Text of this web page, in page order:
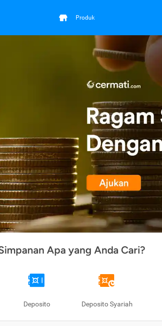
Produk
Apa yang Anda Cari?
Deposito Deposito Syariah